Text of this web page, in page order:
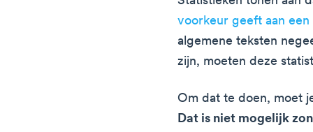
voorkeur geeft aan
algemene teksten
zijn, moeten deze
Om dat te doen, moet
Dat is niet mogelijk